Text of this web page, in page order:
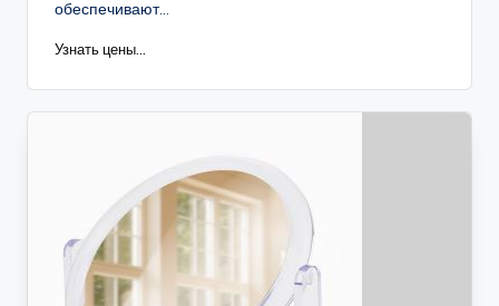
обеспечивают...
Узнать цены...